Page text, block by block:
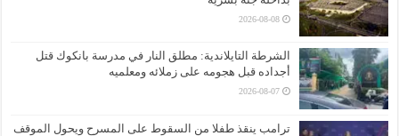
2026-08-08
الشرطة التايلاندية: مطلق النار في مدرسة بانكوك قتل
أجداده قبل هجومه على زملائه ومعلميه
2026-08-07
ترامب ينقذ طفلا من السقوط على المسرح ويحول الموقف